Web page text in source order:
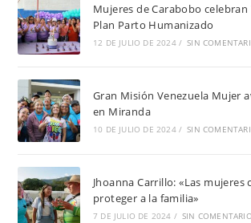
Mujeres de Carabobo
Plan Parto Humanizado
12 DE JULIO DE 2024 / SIN
Gran Misión Venezuela Mujer
en Miranda
10 DE JULIO DE 2024 / SIN
Jhoanna Carrillo: «Las mujeres
proteger a la familia»
7 DE JULIO DE 2024 / SIN